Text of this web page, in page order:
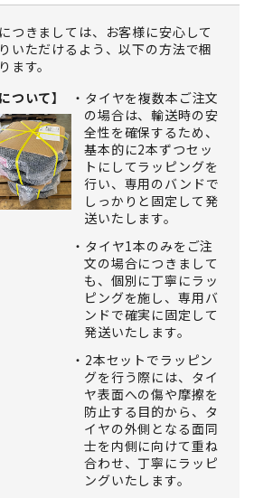
つきましては、お客様に安心して
いただけるよう、以下の方法で梱
ます。
ついて】
タイヤを複数本ご注文
の場合は、輸送時の安
全性を確保するため、
基本的に2本ずつセッ
トにしてラッピングを
行い、専用のバンドで
しっかりと固定して発
送いたします。
タイヤ1本のみをご注
文の場合につきまして
も、個別に丁寧にラッ
ピングを施し、専用バ
ンドで確実に固定して
発送いたします。
2本セットでラッピン
グを行う際には、タイ
ヤ表面への傷や摩擦を
防止する目的から、タ
イヤの外側となる面同
士を内側に向けて重ね
合わせ、丁寧にラッピ
ングいたします。